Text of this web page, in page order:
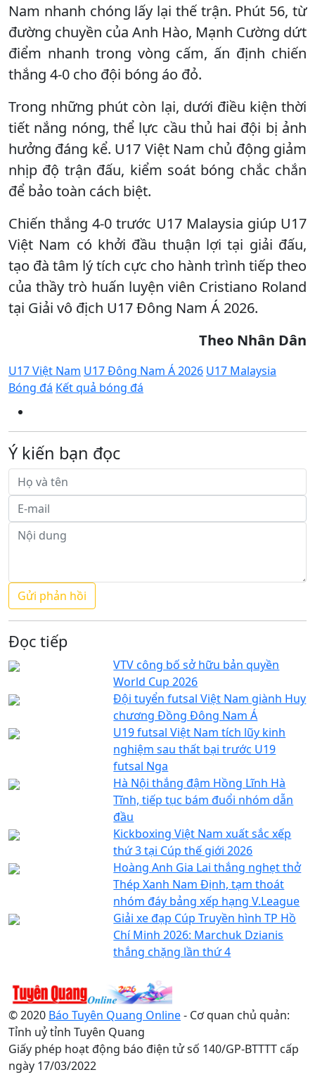
Nam nhanh chóng lấy lại thế trận. Phút 56, từ
đường chuyền của Anh Hào, Mạnh Cường dứt
điểm nhanh trong vòng cấm, ấn định chiến
thắng 4-0 cho đội bóng áo đỏ.
Trong những phút còn lại, dưới điều kiện thời
tiết nắng nóng, thể lực cầu thủ hai đội bị ảnh
hưởng đáng kể. U17 Việt Nam chủ động giảm
nhịp độ trận đấu, kiểm soát bóng chắc chắn
để bảo toàn cách biệt.
Chiến thắng 4-0 trước U17 Malaysia giúp U17
Việt Nam có khởi đầu thuận lợi tại giải đấu,
tạo đà tâm lý tích cực cho hành trình tiếp theo
của thầy trò huấn luyện viên Cristiano Roland
tại Giải vô địch U17 Đông Nam Á 2026.
Theo Nhân Dân
U17 Việt Nam U17 Đông Nam Á 2026 U17 Malaysia
Bóng đá Kết quả bóng đá
Ý kiến bạn đọc
Đọc tiếp
VTV công bố sở hữu bản quyền
World Cup 2026
Đội tuyển futsal Việt Nam giành Huy
chương Đồng Đông Nam Á
U19 futsal Việt Nam tích lũy kinh
nghiệm sau thất bại trước U19
futsal Nga
Hà Nội thắng đậm Hồng Lĩnh Hà
Tĩnh, tiếp tục bám đuổi nhóm dẫn
đầu
Kickboxing Việt Nam xuất sắc xếp
thứ 3 tại Cúp thế giới 2026
Hoàng Anh Gia Lai thắng nghẹt thở
Thép Xanh Nam Định, tạm thoát
nhóm đáy bảng xếp hạng V.League
Giải xe đạp Cúp Truyền hình TP Hồ
Chí Minh 2026: Marchuk Dzianis
thắng chặng lần thứ 4
© 2020 Báo Tuyên Quang Online- Cơ quan chủ quản:
Tỉnh uỷ tỉnh Tuyên Quang
Giấy phép hoạt động báo điện tử số 140/GP-BTTTT cấp
ngày 17/03/2022